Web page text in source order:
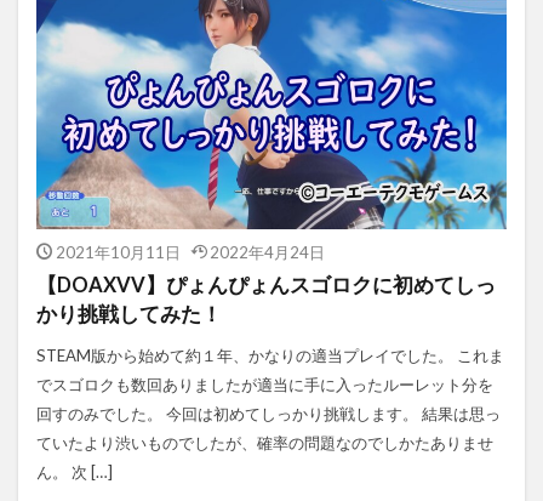
2021年10月11日 2022年4月24日
【DOAXVV】ぴょんぴょんスゴロクに初めてしっ
かり挑戦してみた！
STEAM版から始めて約１年、かなりの適当プレイでした。 これま
でスゴロクも数回ありましたが適当に手に入ったルーレット分を
回すのみでした。 今回は初めてしっかり挑戦します。 結果は思っ
ていたより渋いものでしたが、確率の問題なのでしかたありませ
ん。 次 […]